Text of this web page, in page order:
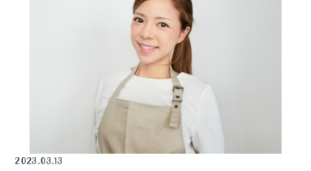
2023.03.13